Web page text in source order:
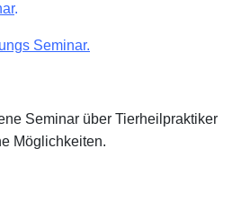
.
Seminar.
Seminar über Tierheilpraktiker
Möglichkeiten.